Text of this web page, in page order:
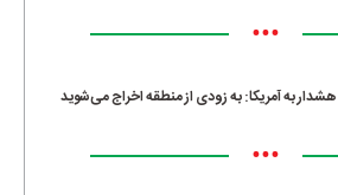
•••
هشدار به آمریکا: به زودی از منطقه اخراج می‌شوید
•••